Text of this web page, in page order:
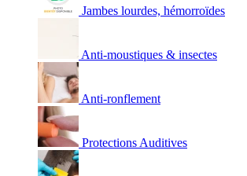
Jambes lourdes, hémorroïdes
Anti-moustiques & insectes
Anti-ronflement
Protections Auditives